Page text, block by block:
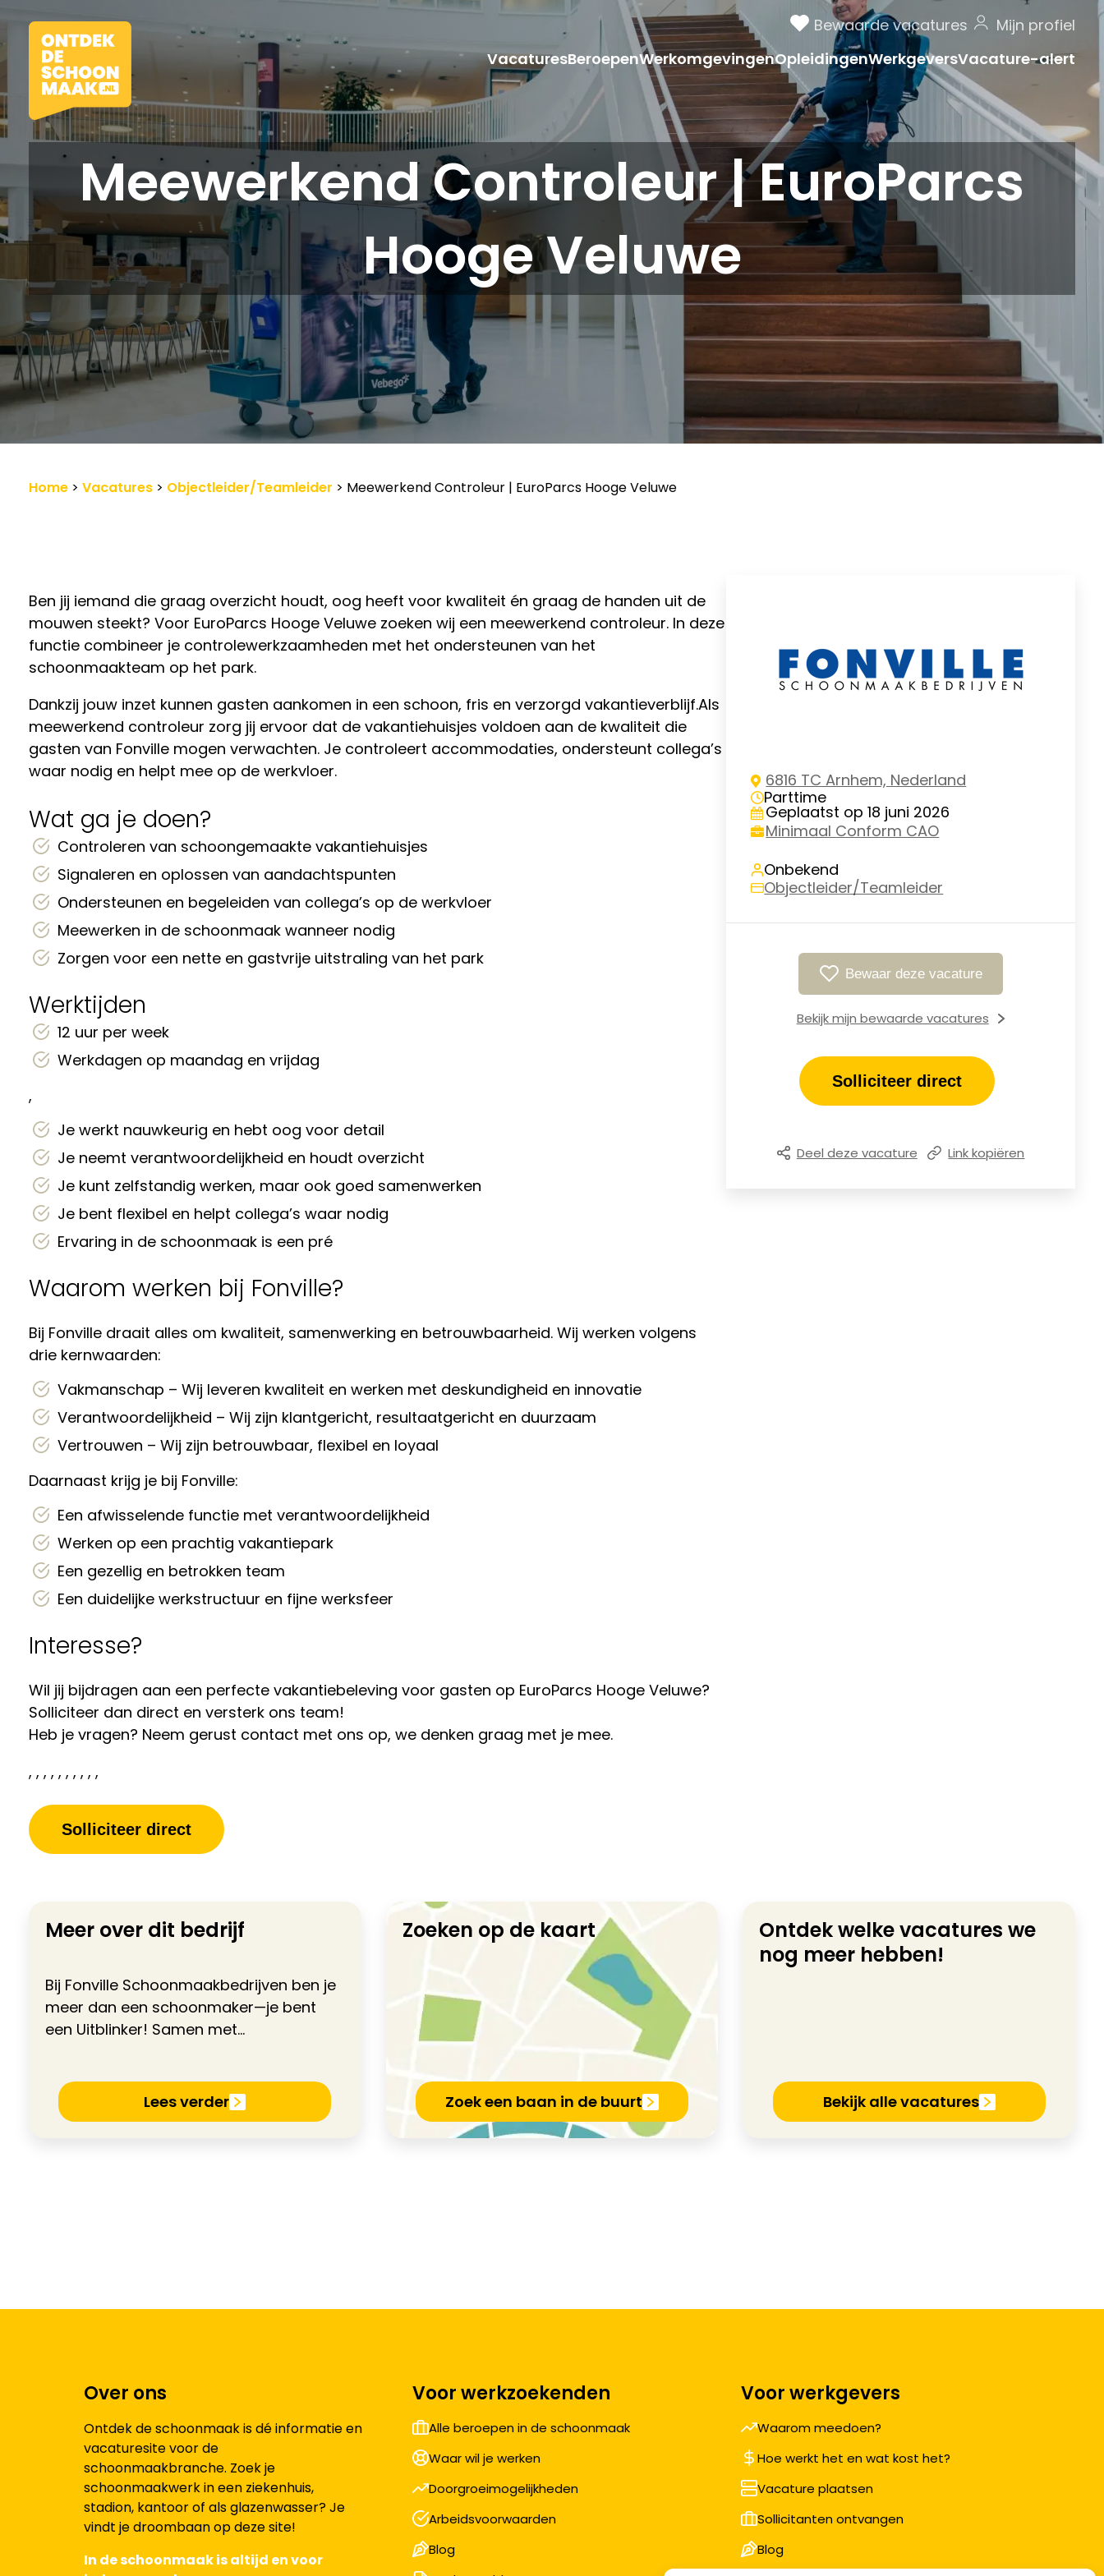
Bewaarde vacatures
Mijn profiel
VacaturesBeroepenWerkomgevingenOpleidingenWerkgeversVacature-alert
Meewerkend Controleur | EuroParcs
Hooge Veluwe
Home > Vacatures > Objectleider/Teamleider > Meewerkend Controleur | EuroParcs Hooge Veluwe
Ben jij iemand die graag overzicht houdt, oog heeft voor kwaliteit én graag de handen uit de
mouwen steekt? Voor EuroParcs Hooge Veluwe zoeken wij een meewerkend controleur. In deze
functie combineer je controlewerkzaamheden met het ondersteunen van het
schoonmaakteam op het park.
Dankzij jouw inzet kunnen gasten aankomen in een schoon, fris en verzorgd vakantieverblijf.Als
meewerkend controleur zorg jij ervoor dat de vakantiehuisjes voldoen aan de kwaliteit die
gasten van Fonville mogen verwachten. Je controleert accommodaties, ondersteunt collega’s
waar nodig en helpt mee op de werkvloer.
Wat ga je doen?
Controleren van schoongemaakte vakantiehuisjes
Signaleren en oplossen van aandachtspunten
Ondersteunen en begeleiden van collega’s op de werkvloer
Meewerken in de schoonmaak wanneer nodig
Zorgen voor een nette en gastvrije uitstraling van het park
Werktijden
12 uur per week
Werkdagen op maandag en vrijdag
,
Je werkt nauwkeurig en hebt oog voor detail
Je neemt verantwoordelijkheid en houdt overzicht
Je kunt zelfstandig werken, maar ook goed samenwerken
Je bent flexibel en helpt collega’s waar nodig
Ervaring in de schoonmaak is een pré
Waarom werken bij Fonville?
Bij Fonville draait alles om kwaliteit, samenwerking en betrouwbaarheid. Wij werken volgens
drie kernwaarden:
Vakmanschap – Wij leveren kwaliteit en werken met deskundigheid en innovatie
Verantwoordelijkheid – Wij zijn klantgericht, resultaatgericht en duurzaam
Vertrouwen – Wij zijn betrouwbaar, flexibel en loyaal
Daarnaast krijg je bij Fonville:
Een afwisselende functie met verantwoordelijkheid
Werken op een prachtig vakantiepark
Een gezellig en betrokken team
Een duidelijke werkstructuur en fijne werksfeer
Interesse?
Wil jij bijdragen aan een perfecte vakantiebeleving voor gasten op EuroParcs Hooge Veluwe?
Solliciteer dan direct en versterk ons team!
Heb je vragen? Neem gerust contact met ons op, we denken graag met je mee.
, , , , , , , , , ,
Solliciteer direct
6816 TC Arnhem, Nederland
Parttime
Geplaatst op 18 juni 2026
Minimaal Conform CAO
Onbekend
Objectleider/Teamleider
Bewaar deze vacature
Bekijk mijn bewaarde vacatures
Solliciteer direct
Deel deze vacature Link kopiëren
Meer over dit bedrijf
Bij Fonville Schoonmaakbedrijven ben je
meer dan een schoonmaker—je bent
een Uitblinker! Samen met...
Lees verder
Zoeken op de kaart
Zoek een baan in de buurt
Ontdek welke vacatures we
nog meer hebben!
Bekijk alle vacatures
Over ons
Ontdek de schoonmaak is dé informatie en
vacaturesite voor de
schoonmaakbranche. Zoek je
schoonmaakwerk in een ziekenhuis,
stadion, kantoor of als glazenwasser? Je
vindt je droombaan op deze site!
In de schoonmaak is altijd en voor
Voor werkzoekenden
Alle beroepen in de schoonmaak
Waar wil je werken
Doorgroeimogelijkheden
Arbeidsvoorwaarden
Blog
Voor werkgevers
Waarom meedoen?
Hoe werkt het en wat kost het?
Vacature plaatsen
Sollicitanten ontvangen
Blog
Vacatures
Beroepen
Werkomgevingen
Opleidingen
Werkgevers